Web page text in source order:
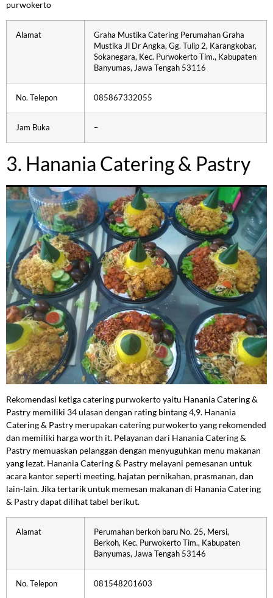
purwokerto
Alamat
Graha Mustika Catering Perumahan Graha
Mustika Jl Dr Angka, Gg. Tulip 2, Karangkobar,
Sokanegara, Kec. Purwokerto Tim., Kabupaten
Banyumas, Jawa Tengah 53116
No. Telepon 085867332055
Jam Buka –
3. Hanania Catering & Pastry
Rekomendasi ketiga catering purwokerto yaitu Hanania Catering &
Pastry memiliki 34 ulasan dengan rating bintang 4,9. Hanania
Catering & Pastry merupakan catering purwokerto yang rekomended
dan memiliki harga worth it. Pelayanan dari Hanania Catering &
Pastry memuaskan pelanggan dengan menyuguhkan menu makanan
yang lezat. Hanania Catering & Pastry melayani pemesanan untuk
acara kantor seperti meeting, hajatan pernikahan, prasmanan, dan
lain-lain. Jika tertarik untuk memesan makanan di Hanania Catering
& Pastry dapat dilihat tabel berikut.
Alamat
Perumahan berkoh baru No. 25, Mersi,
Berkoh, Kec. Purwokerto Tim., Kabupaten
Banyumas, Jawa Tengah 53146
No. Telepon 081548201603